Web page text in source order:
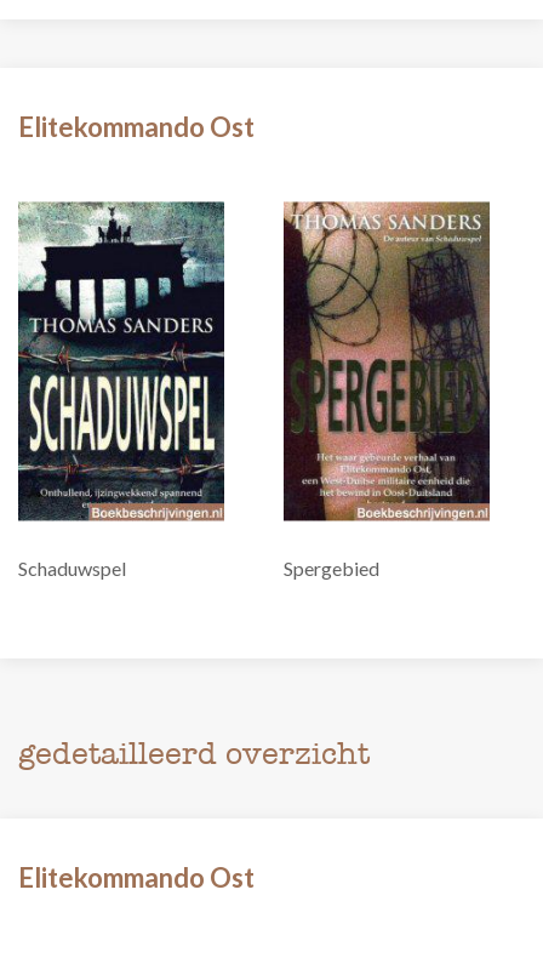
Elitekommando Ost
Schaduwspel Spergebied
gedetailleerd overzicht
Elitekommando Ost